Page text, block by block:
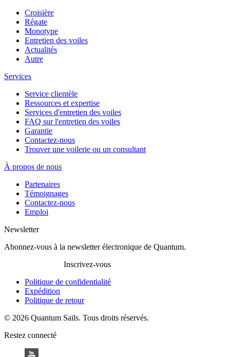
Croisière
Régate
Monotype
Entretien des voiles
Actualités
Autre
Services
Service clientèle
Ressources et expertise
Services d'entretien des voiles
FAQ sur l'entretien des voiles
Garantie
Contactez-nous
Trouver une voilerie ou un consultant
À propos de nous
Partenaires
Témoignages
Contactez-nous
Emploi
Newsletter
Abonnez-vous à la newsletter électronique de Quantum.
Inscrivez-vous
Politique de confidentialité
Expédition
Politique de retour
© 2026 Quantum Sails. Tous droits réservés.
Restez connecté